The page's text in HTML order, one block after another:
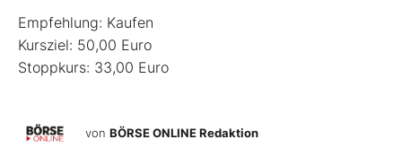
Empfehlung: Kaufen
Kursziel: 50,00 Euro
Stoppkurs: 33,00 Euro
von BÖRSE ONLINE Redaktion